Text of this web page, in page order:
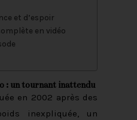
et d’espoir
en vidéo
: un tournant inattendu
en 2002 après des
inexpliquée, un